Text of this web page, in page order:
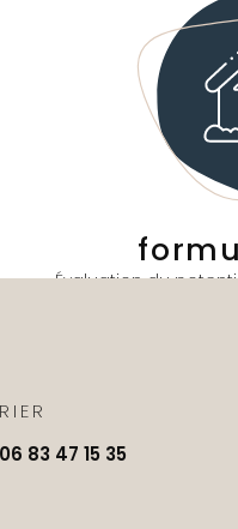
Évaluation du
83 47 15 35